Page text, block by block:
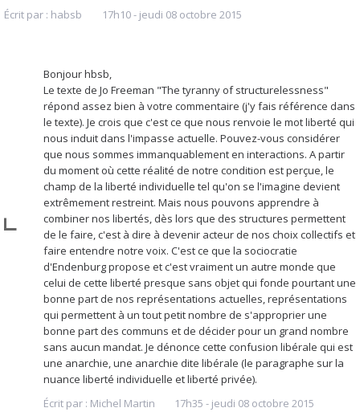
Écrit par : habsb 17h10- jeudi 08 octobre 2015
Bonjour hbsb,
Le texte de Jo Freeman "The tyranny of structurelessness"
répond assez bien à votre commentaire (j'y fais référence dans
le texte). Je crois que c'est ce que nous renvoie le mot liberté qui
nous induit dans l'impasse actuelle. Pouvez-vous considérer
que nous sommes immanquablement en interactions. A partir
du moment où cette réalité de notre condition est perçue, le
champ de la liberté individuelle tel qu'on se l'imagine devient
extrêmement restreint. Mais nous pouvons apprendre à
combiner nos libertés, dès lors que des structures permettent
de le faire, c'est à dire à devenir acteur de nos choix collectifs et
faire entendre notre voix. C'est ce que la sociocratie
d'Endenburg propose et c'est vraiment un autre monde que
celui de cette liberté presque sans objet qui fonde pourtant une
bonne part de nos représentations actuelles, représentations
qui permettent à un tout petit nombre de s'approprier une
bonne part des communs et de décider pour un grand nombre
sans aucun mandat. Je dénonce cette confusion libérale qui est
une anarchie, une anarchie dite libérale (le paragraphe sur la
nuance liberté individuelle et liberté privée).
Écrit par : Michel Martin 17h35 - jeudi 08 octobre 2015